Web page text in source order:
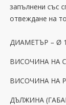
запълнени със
отвеждане на
ДИАМЕТЪР – Ø
ВИСОЧИНА НА
ВИСОЧИНА НА
ДЪЛЖИНА